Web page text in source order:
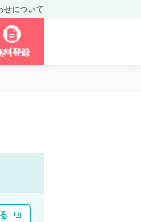
せについて
料登録